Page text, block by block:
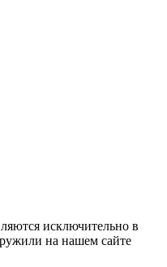
исключительно в
на нашем сайте